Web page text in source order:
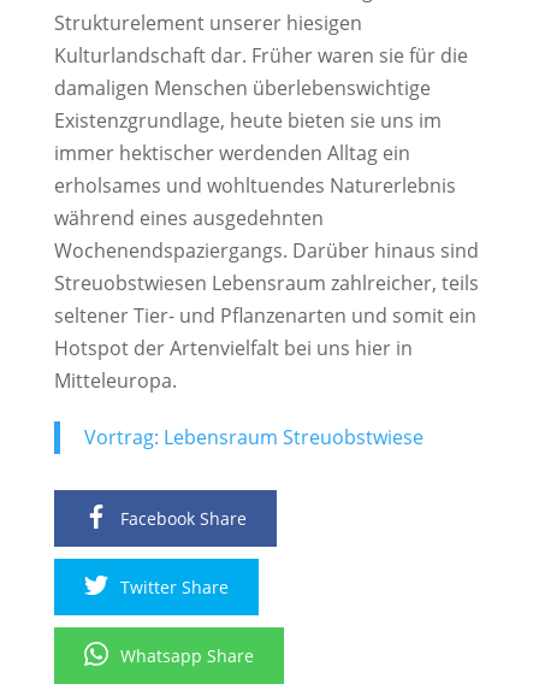
Strukturelement unserer hiesigen
Kulturlandschaft dar. Früher waren sie für die
damaligen Menschen überlebenswichtige
Existenzgrundlage, heute bieten sie uns im
immer hektischer werdenden Alltag ein
erholsames und wohltuendes Naturerlebnis
während eines ausgedehnten
Wochenendspaziergangs. Darüber hinaus sind
Streuobstwiesen Lebensraum zahlreicher, teils
seltener Tier- und Pflanzenarten und somit ein
Hotspot der Artenvielfalt bei uns hier in
Mitteleuropa.
Vortrag: Lebensraum Streuobstwiese
Facebook Share
Twitter Share
Whatsapp Share